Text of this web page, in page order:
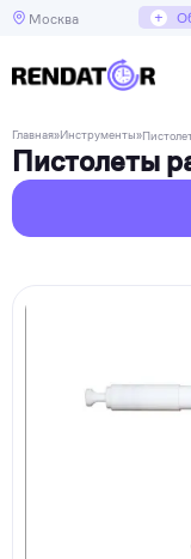
Москва +
Главная»Инструменты»
Пистолеты